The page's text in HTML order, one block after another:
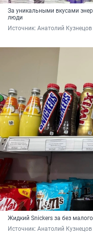
За уникальными вкусами
люди
Источник: Анатолий Кузнецов
Жидкий Snickers за без
Источник: Анатолий Кузнецов